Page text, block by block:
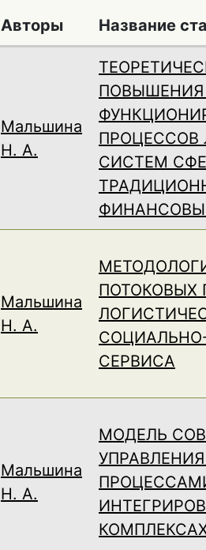
Авторы Название
Мальшина
Н. А.
ПРОЦЕССОВ
СИСТЕМ
Мальшина
Н. А.
ПОТОКОВЫХ
СЕРВИСА
Мальшина
Н. А.
МОДЕЛЬ